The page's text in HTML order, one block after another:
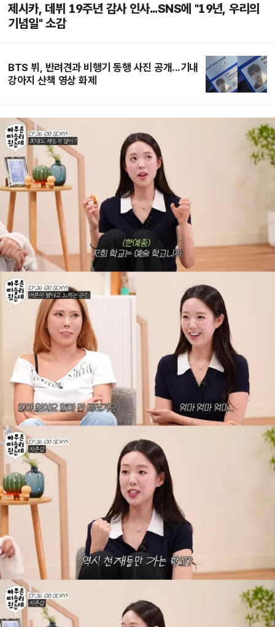
제시카, 데뷔 19주년 감사 인사...SNS에 "19년, 우리의
기념일" 소감
BTS 뷔, 반려견과 비행기 동행 사진 공개...기내
강아지 산책 영상 화제